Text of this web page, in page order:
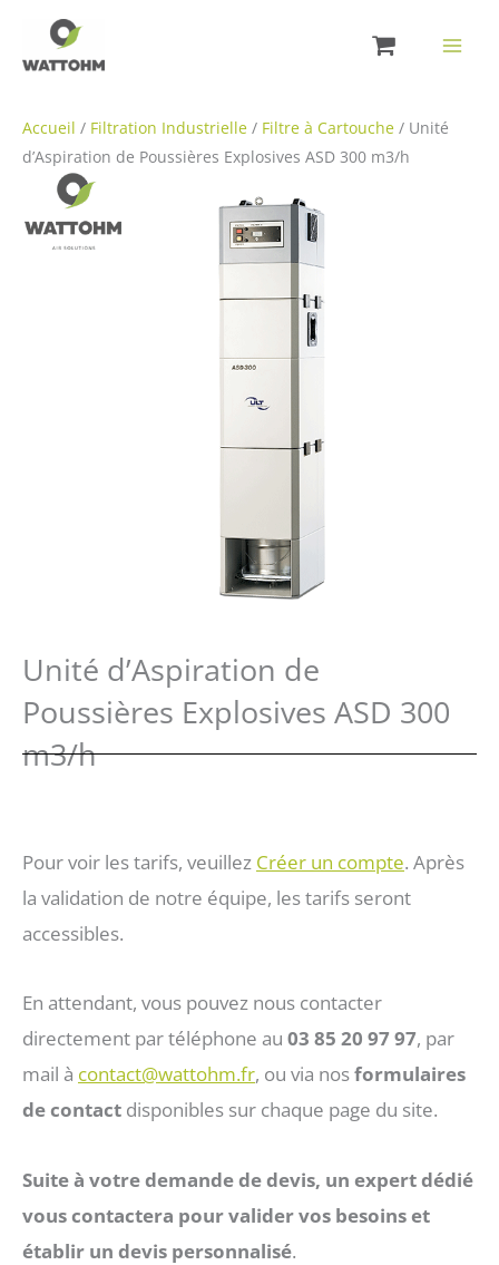
Accueil / Filtration Industrielle / Filtre à Cartouche / Unité
d’Aspiration de Poussières Explosives ASD 300 m3/h
Unité d’Aspiration de
Poussières Explosives ASD 300
m3/h
Pour voir les tarifs, veuillez Créer un compte. Après
la validation de notre équipe, les tarifs seront
accessibles.
En attendant, vous pouvez nous contacter
directement par téléphone au 03 85 20 97 97, par
mail à contact@wattohm.fr, ou via nosformulaires
de contact disponibles sur chaque page du site.
Suite à votre demande de devis, un expert dédié
vous contactera pour valider vos besoins et
établir un devis personnalisé.